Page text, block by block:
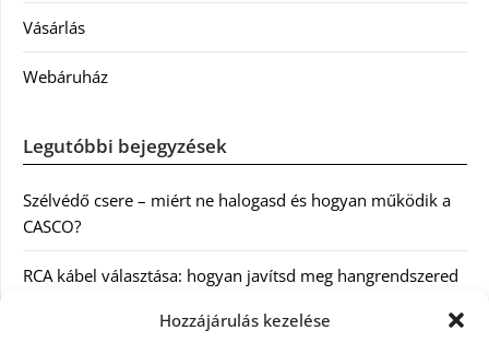
Hozzájárulás kezelése
Vásárlás
Webáruház
Legutóbbi bejegyzések
Szélvédő csere – miért ne halogasd és hogyan működik a
CASCO?
RCA kábel választása: hogyan javítsd meg hangrendszered